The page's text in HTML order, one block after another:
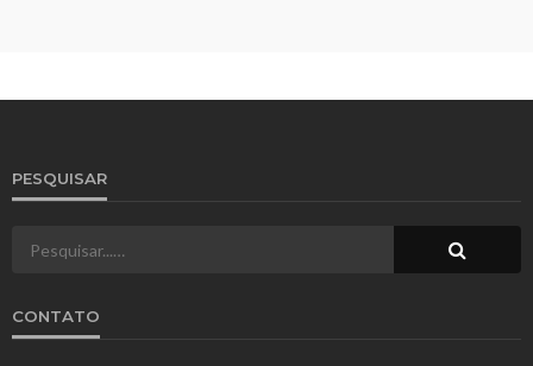
PESQUISAR
CONTATO